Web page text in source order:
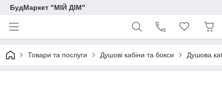
БудМаркет "МІЙ ДІМ"
Товари та послуги Душові кабіни та бокси Душова